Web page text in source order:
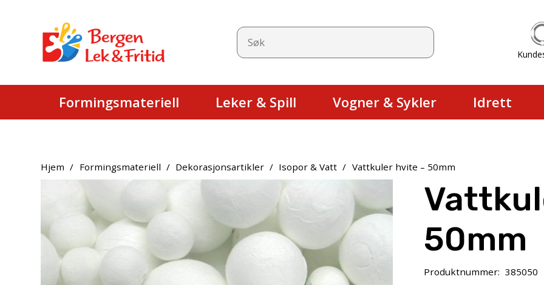
Formingsmateriell Leker & Spill Vogner & Sykler Idrett
Hjem / Formingsmateriell / Dekorasjonsartikler / Isopor & Vatt / Vattkuler hvite – 50mm
50mm
Produktnummer: 385050